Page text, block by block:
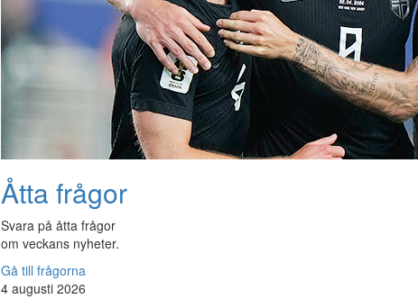
Åtta frågor
Svara på åtta frågor
om veckans nyheter.
Gå till frågorna
4 augusti 2026